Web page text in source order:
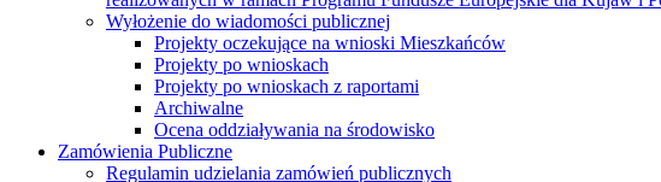
Wyłożenie do wiadomości publicznej
Projekty oczekujące na wnioski Mieszkańców
Projekty po wnioskach
Projekty po wnioskach z raportami
Archiwalne
Ocena oddziaływania na środowisko
Zamówienia Publiczne
Regulamin udzielania zamówień publicznych